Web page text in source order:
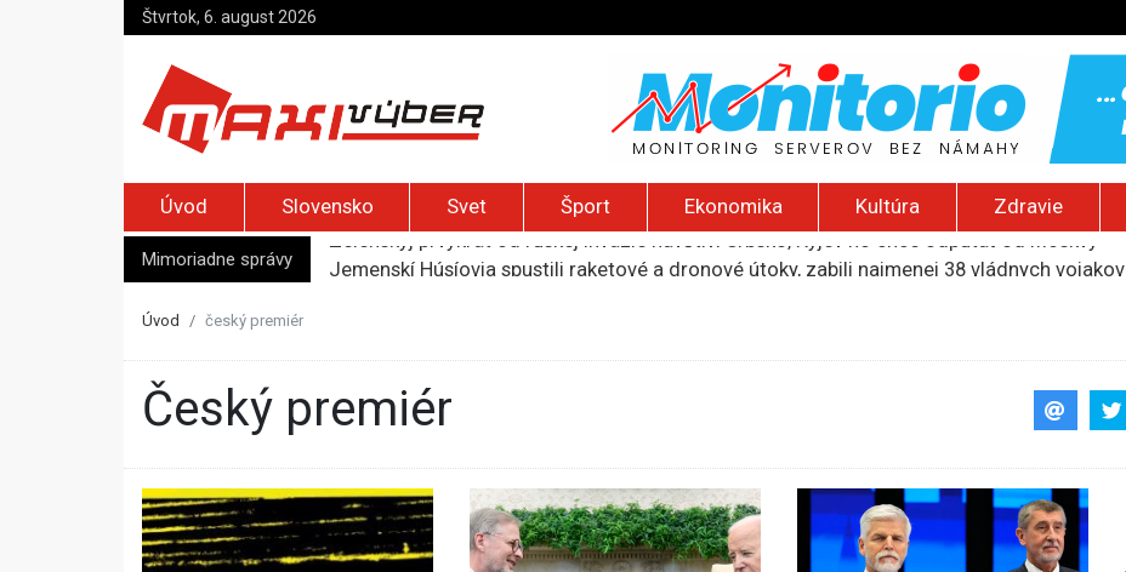
Štvrtok, 6. august 2026
Úvod Slovensko Svet Šport Ekonomika Kultúra Zdravie
Mimoriadne správy
Jemenskí Húsíovia spustili raketové a dronové útoky, zabili najmenej 38 vládnych vojakov
Úvod český premiér
český premiér